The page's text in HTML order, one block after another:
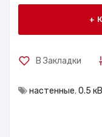
В Закладки
настенные,0.5